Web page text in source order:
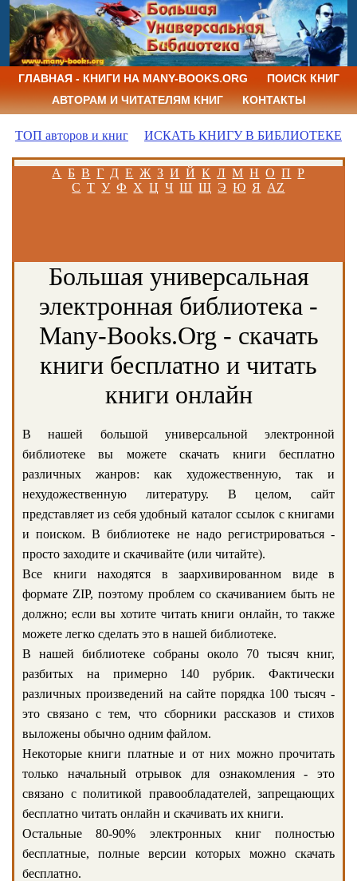
ГЛАВНАЯ - КНИГИ НА MANY-BOOKS.ORG
ПОИСК КНИГ
АВТОРАМ И ЧИТАТЕЛЯМ КНИГ
КОНТАКТЫ
ТОП авторов и книг ИСКАТЬ КНИГУ В БИБЛИОТЕКЕ
А Б В Г Д Е Ж З И Й К Л М Н О П Р
С Т У Ф Х Ц Ч Ш Щ Э Ю Я AZ
Большая универсальная
электронная библиотека -
Many-Books.Org - скачать
книги бесплатно и читать
книги онлайн
В нашей большой универсальной электронной
библиотеке вы можете скачать книги бесплатно
различных жанров: как художественную, так и
нехудожественную литературу. В целом, сайт
представляет из себя удобный каталог ссылок с книгами
и поиском. В библиотеке не надо регистрироваться -
просто заходите и скачивайте (или читайте).
Все книги находятся в заархивированном виде в
формате ZIP, поэтому проблем со скачиванием быть не
должно; если вы хотите читать книги онлайн, то также
можете легко сделать это в нашей библиотеке.
В нашей библиотеке собраны около 70 тысяч книг,
разбитых на примерно 140 рубрик. Фактически
различных произведений на сайте порядка 100 тысяч -
это связано с тем, что сборники рассказов и стихов
выложены обычно одним файлом.
Некоторые книги платные и от них можно прочитать
только начальный отрывок для ознакомления - это
связано с политикой правообладателей, запрещающих
бесплатно читать онлайн и скачивать их книги.
Остальные 80-90% электронных книг полностью
бесплатные, полные версии которых можно скачать
бесплатно.